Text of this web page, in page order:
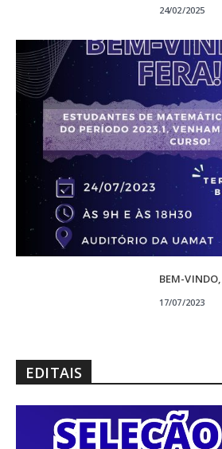
24/02/2025
BEM-
17/07/2023
EDITAIS